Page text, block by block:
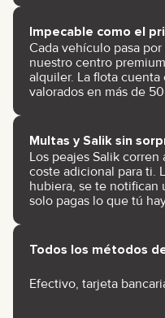
Impecable como el
Cada vehículo pasa
nuestro centro
alquiler. La flota
valorados en más de
Multas y Salik sin
Los peajes Salik
coste adicional para ti.
hubiera, se te notifican
solo pagas lo que tú
Todos los métodos
Efectivo, tarjeta